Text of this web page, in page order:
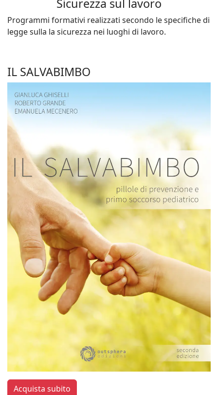
Sicurezza sul lavoro
Programmi formativi realizzati secondo le specifiche di
legge sulla la sicurezza nei luoghi di lavoro.
IL SALVABIMBO
Acquista subito